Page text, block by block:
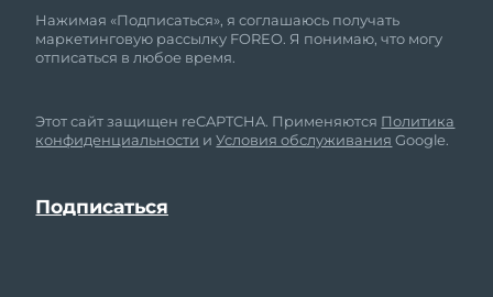
Нажимая «Подписаться», я соглашаюсь получать
маркетинговую рассылку FOREO. Я понимаю, что могу
отписаться в любое время.
Этот сайт защищен reCAPTCHA. Применяются Политика
конфиденциальности иУсловия обслуживания Google.